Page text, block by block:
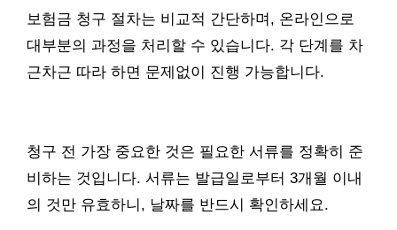
보험금 청구 절차는 비교적 간단하며, 온라인으로
대부분의 과정을 처리할 수 있습니다. 각 단계를 차
근차근 따라 하면 문제없이 진행 가능합니다.
청구 전 가장 중요한 것은 필요한 서류를 정확히 준
비하는 것입니다. 서류는 발급일로부터 3개월 이내
의 것만 유효하니, 날짜를 반드시 확인하세요.